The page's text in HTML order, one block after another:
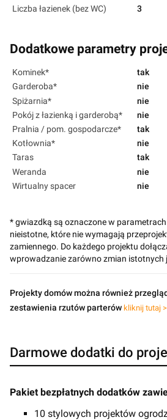
Liczba łazienek (bez WC)
3
Dodatkowe parametry
Kominek*
tak
Garderoba*
nie
Spiżarnia*
nie
Pokój z łazienką i garderobą*
nie
Pralnia / pom. gospodarcze*
tak
Kotłownia*
nie
Taras
tak
Weranda
nie
Wirtualny spacer
nie
* gwiazdką są oznaczone w
nieistotne, które nie wymagają
zamiennego. Do każdego projektu
wprowadzanie zarówno zmian istotnych
Projekty domów można również
zestawienia rzutów parterów kliknij tutaj
Darmowe dodatki do
Pakiet bezpłatnych dodatków
10 stylowych projektów